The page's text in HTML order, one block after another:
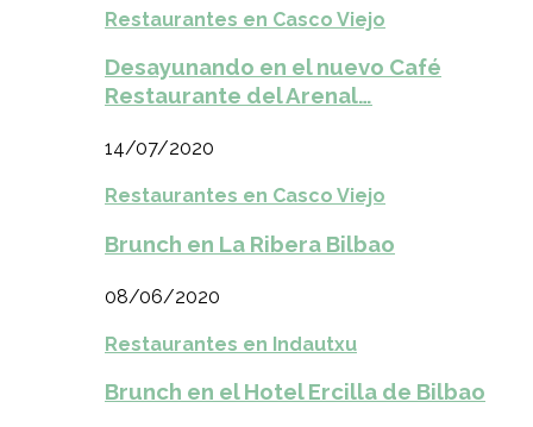
Restaurantes en Casco Viejo
Desayunando en el nuevo Café
Restaurante del Arenal…
14/07/2020
Restaurantes en Casco Viejo
Brunch en La Ribera Bilbao
08/06/2020
Restaurantes en Indautxu
Brunch en el Hotel Ercilla de Bilbao